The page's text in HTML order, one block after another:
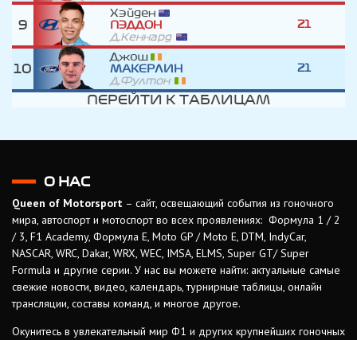
9
Хэйден
ПЭДДОН
Д.Кеннард
21
10
Джош
МАКЕРЛИН
Д.Фултон
21
ПЕРЕЙТИ К ТАБЛИЦАМ
О НАС
Queen of Motorsport – сайт, освещающий события из гоночного
мира, автоспорт и мотоспорт во всех проявлениях: Формула 1 / 2
/ 3, F1 Academy, Формула Е, Moto GP / Moto E, DTM, IndyCar,
NASCAR, WRC, Dakar, WRX, WEC, IMSA, ELMS, Super GT/ Super
Formula и другие серии. У нас вы можете найти: актуальные самые
свежие новости, видео, календарь, турнирные таблицы, онлайн
трансляции, составы команд, и многое другое.
Окунитесь в увлекательный мир Ф1 и других крупнейших гоночных